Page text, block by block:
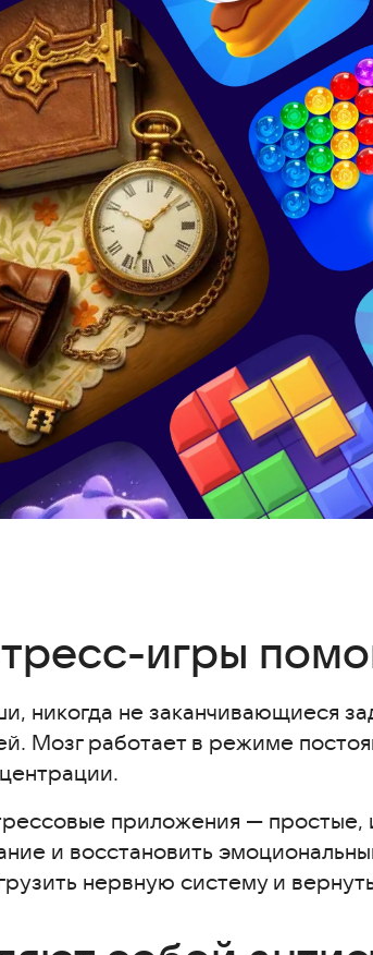
игры
игры
никогда не заканчивающиеся
Мозг работает в режиме
приложения — простые,
и восстановить
нервную систему и